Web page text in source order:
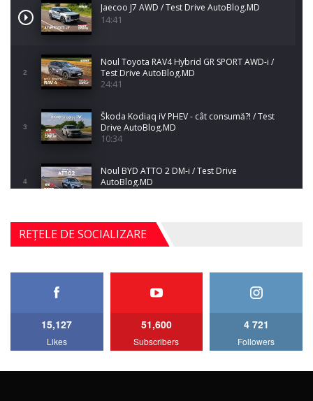
Jaecoo J7 AWD / Test Drive AutoBlog.MD
14:41
2
Noul Toyota RAV4 Hybrid GR SPORT AWD-i /
Test Drive AutoBlog.MD
24:41
3
Škoda Kodiaq iV PHEV - cât consumă?! / Test
Drive AutoBlog.MD
10:34
4
Noul BYD ATTO 2 DM-i / Test Drive
AutoBlog.MD
17:35
5
Noul Mercedes-Benz S-Class facelift (S 580
4MATIC V223) / Test Drive AutoBlog.MD
27:33
AutoBlog.MD
REȚELE DE SOCIALIZARE
15,127
Likes
51,600
Subscribers
4 721
Followers